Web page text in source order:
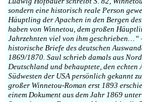
sondern eine historisch reale Person
Häuptling der Apachen in den Bergen
haben von Winnetou, dem großen
Jahrzehnten viel von ihm
historische Briefe des deutschen
1869/1870. Saul schrieb damals aus
Deutschland und behauptete, den
Südwesten der USA persönlich gekannt
großer Winnetou-Roman erst 1893
einem Dokument aus dem Jahr 1869